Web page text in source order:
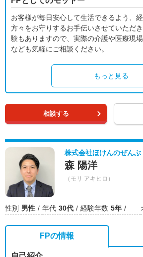
お客様が毎日安心して生活できるよう、
方々をお守りするお手伝いさせていただ
験もありますので、実際の介護や医療現
なども気軽にご相談ください。
もっと見る
相談する
株式会社ほけんのぜんぶ
森 陽洋
（モリ アキヒロ）
性別 男性 年代 30代 経験年数 5年
FPの情報